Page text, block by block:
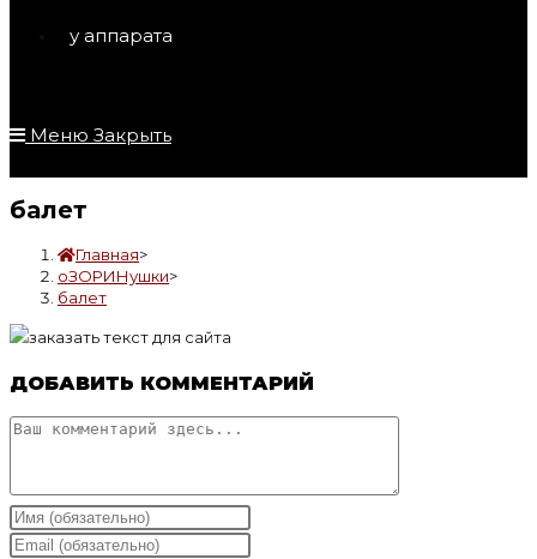
у аппарата
Меню Закрыть
балет
Главная>
оЗОРИНушки>
балет
ДОБАВИТЬ КОММЕНТАРИЙ
Комментарий
Введите
свое
Введите